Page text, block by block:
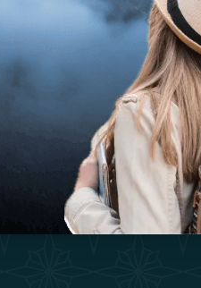
Вдохновения
Опыт
Файлов Cookie
Положения И Условия
Станьте Партнером
Our Team